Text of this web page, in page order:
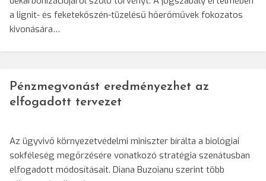
a lignit- és feketekőszén-tüzelésű hőerőművek fokozatos
kivonására…
Pénzmegvonást eredményezhet az
elfogadott tervezet
Az ügyvivő környezetvédelmi miniszter bírálta a biológiai
sokféleség megőrzésére vonatkozó stratégia szenátusban
elfogadott módosításait. Diana Buzoianu szerint több